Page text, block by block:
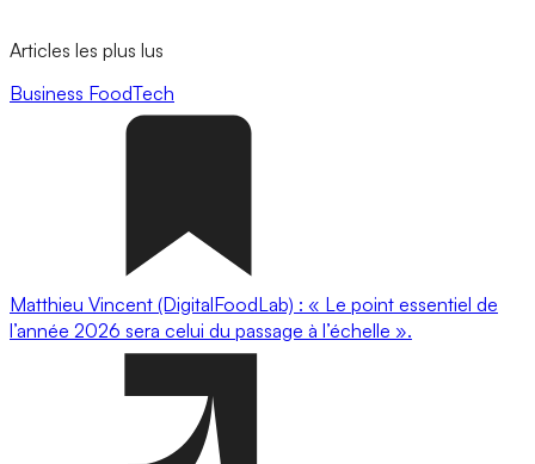
Articles les plus lus
Business FoodTech
Matthieu Vincent (DigitalFoodLab) : « Le point essentiel de
l’année 2026 sera celui du passage à l’échelle ».